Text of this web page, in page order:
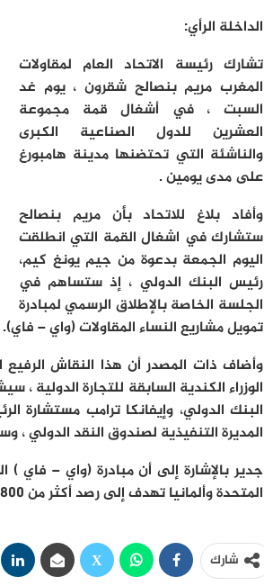
الداخلة الرأي:
تشارك رئيسة الاتحاد العام لمقاولات
المغرب مريم بنصالح شقرون ، يوم غد
السبت ، في أشغال قمة مجموعة
العشرين للدول الصناعية الكبرى
والناشئة التي تحتضنها مدينة هامبورغ
على مدى يومين .
وأفاد بلاغ للاتحاد بأن مريم بنصالح
ستشارك في اشغال القمة التي انطلقت
اليوم الجمعة بدعوة من جيم يونغ كيم،
رئيس البنك الدولي ، إذ ستساهم في
الجلسة الخاصة بالإطلاق الرسمي لمبادرة
تمويل مشاريع النساء المقاولات (واي – فاي).
وأضاف ذات المصدر أن هذا النقاش الرفيع
الوزراء الكندية السابقة للتجارة
البنك الدولي، وإيفانكا ترامب مستشارة
المديرة التنفيذية لصندوق النقد الدولي ،
جدير بالإشارة إلى أن مبادرة (واي – فاي )
المتحدة وألمانيا تهدف إلى رصد أكثر من 800 مليون دولار لدعم المقاولات النسائية.
شارك